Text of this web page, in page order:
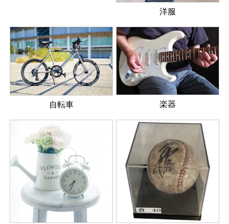
洋服
自転車 楽器